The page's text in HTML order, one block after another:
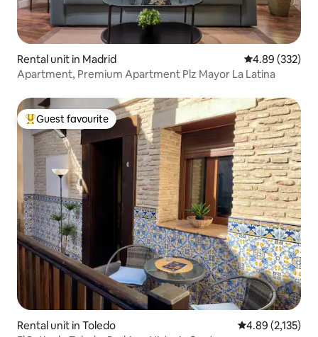
Rental unit in Madrid 4.89 out of 5
4.89 (332)
Apartment, Premium Apartment Plz Mayor La Latina
Top guest favourite
Guest favourite
Rental unit in Toledo 4.89 out of 5
4.89 (2,135)